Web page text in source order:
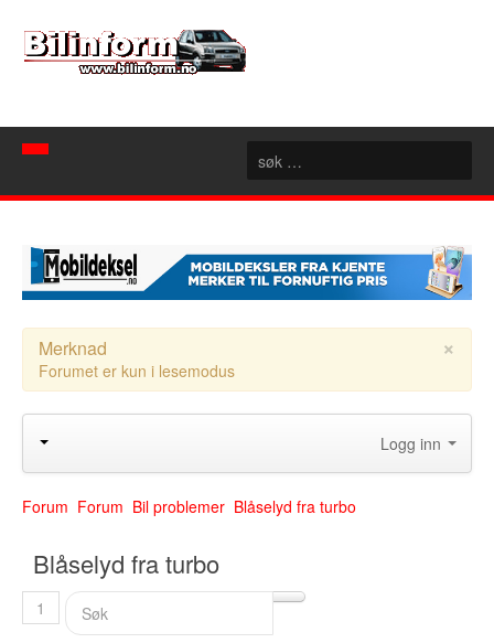
Spør mekanikeren
Nyheter
Artikler
Konseptbiler
Nyttige sider
Bilforhandlere
Aust Agder
Buskerud
Bilmerke sider
Finnmark
Forum
×
Merknad
Forumet er kun i lesemodus
Logg inn
Forum Forum Bil problemer Blåselyd fra turbo
Blåselyd fra turbo
1